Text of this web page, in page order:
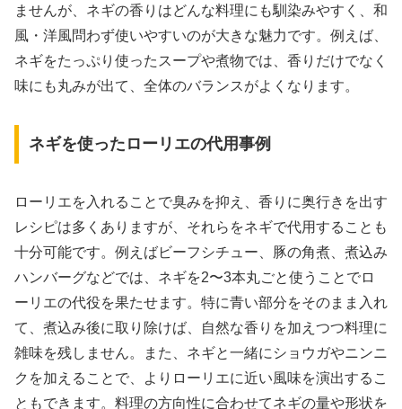
ませんが、ネギの香りはどんな料理にも馴染みやすく、和
風・洋風問わず使いやすいのが大きな魅力です。例えば、
ネギをたっぷり使ったスープや煮物では、香りだけでなく
味にも丸みが出て、全体のバランスがよくなります。
ネギを使ったローリエの代用事例
ローリエを入れることで臭みを抑え、香りに奥行きを出す
レシピは多くありますが、それらをネギで代用することも
十分可能です。例えばビーフシチュー、豚の角煮、煮込み
ハンバーグなどでは、ネギを2〜3本丸ごと使うことでロ
ーリエの代役を果たせます。特に青い部分をそのまま入れ
て、煮込み後に取り除けば、自然な香りを加えつつ料理に
雑味を残しません。また、ネギと一緒にショウガやニンニ
クを加えることで、よりローリエに近い風味を演出するこ
ともできます。料理の方向性に合わせてネギの量や形状を